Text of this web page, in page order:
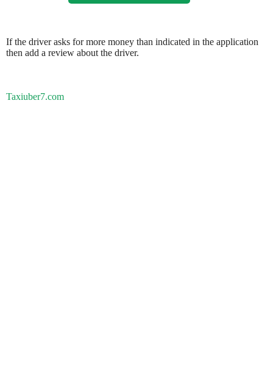
If the driver asks for more money than indicated in the application
then add a review about the driver.
Taxiuber7.com